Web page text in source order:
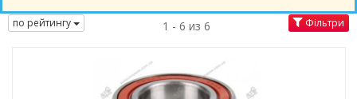
по рейтингу 1 - 6 из 6 Фільтри